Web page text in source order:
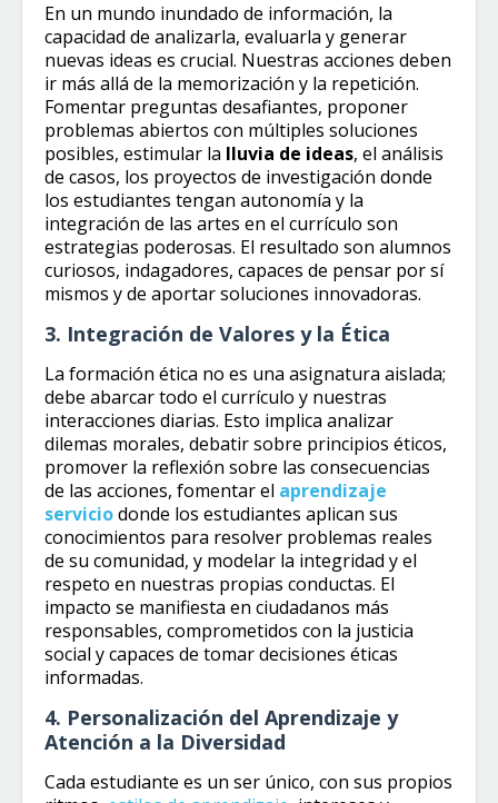
En un mundo inundado de información, la
capacidad de analizarla, evaluarla y generar
nuevas ideas es crucial. Nuestras acciones deben
ir más allá de la memorización y la repetición.
Fomentar preguntas desafiantes, proponer
problemas abiertos con múltiples soluciones
posibles, estimular la lluvia de ideas, el análisis
de casos, los proyectos de investigación donde
los estudiantes tengan autonomía y la
integración de las artes en el currículo son
estrategias poderosas. El resultado son alumnos
curiosos, indagadores, capaces de pensar por sí
mismos y de aportar soluciones innovadoras.
3. Integración de Valores y la Ética
La formación ética no es una asignatura aislada;
debe abarcar todo el currículo y nuestras
interacciones diarias. Esto implica analizar
dilemas morales, debatir sobre principios éticos,
promover la reflexión sobre las consecuencias
de las acciones, fomentar el aprendizaje
serviciodonde los estudiantes aplican sus
conocimientos para resolver problemas reales
de su comunidad, y modelar la integridad y el
respeto en nuestras propias conductas. El
impacto se manifiesta en ciudadanos más
responsables, comprometidos con la justicia
social y capaces de tomar decisiones éticas
informadas.
4. Personalización del Aprendizaje y
Atención a la Diversidad
Cada estudiante es un ser único, con sus propios